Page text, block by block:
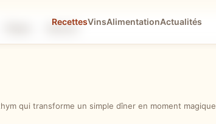
RecettesVinsAlimentationActualités
Astuces
qui transforme un simple dîner en moment magique